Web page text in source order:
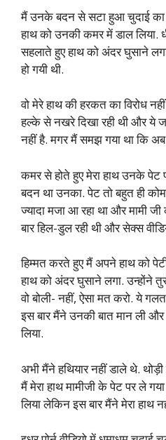
मैं उनके बदन से सटा हुआ चुदाई का
हाथ को उनकी कमर में डाल लिया.
सहलाते हुए हाथ को अंदर घुसाने
हो गयी थी.
वो मेरे हाथ की हरकत का विरोध
हल्के से नखरे दिखा रही थी और ये
नहीं है. मगर मैं समझ गया था कि
कमर से होते हुए मेरा हाथ उनके पेट
बदन था उनका. पेट तो बहुत ही
ज्यादा मजा आ रहा था और मामी जी
बार हिल-डुल रही थी और सेक्स
हिम्मत करते हुए मैं अपने हाथ को
हाथ को अंदर घुसाने लगा. उन्होंने
वो बोली- नहीं, ऐसा मत करो. ये
इस बार मैंने उनकी बात मान ली
लिया.
अभी मैंने हथियार नहीं डाले थे.
मैं मेरा हाथ मामीजी के पेट पर ले
लिया लेकिन इस बार मैंने मेरा हाथ